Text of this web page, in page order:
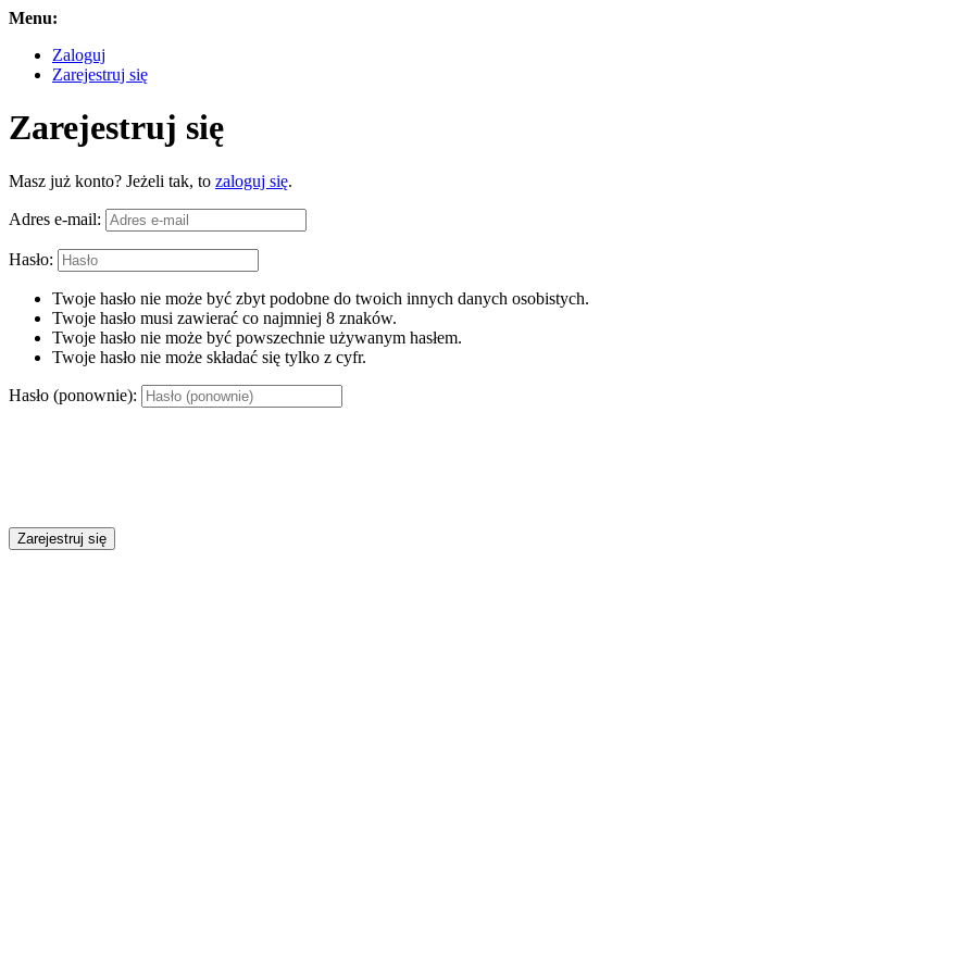
Menu:
Zaloguj
Zarejestruj się
Zarejestruj się
Masz już konto? Jeżeli tak, to zaloguj się.
Adres e-mail:
Hasło:
Twoje hasło nie może być zbyt podobne do twoich innych danych osobistych.
Twoje hasło musi zawierać co najmniej 8 znaków.
Twoje hasło nie może być powszechnie używanym hasłem.
Twoje hasło nie może składać się tylko z cyfr.
Hasło (ponownie):
Zarejestruj się